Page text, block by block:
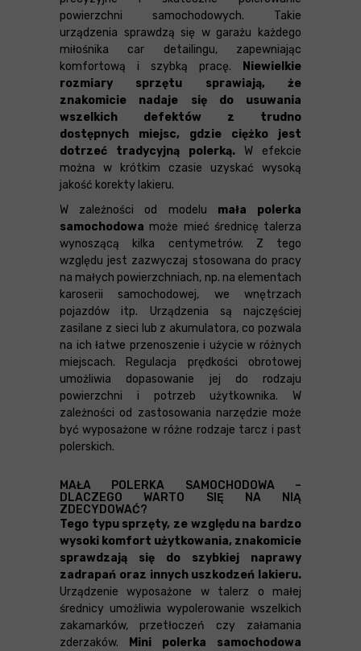
powierzchni samochodowych. Takie
urządzenia sprawdzą się w garażu każdego
miłośnika car detailingu, zapewniając
komfortową i szybką pracę.
Niewielkie
rozmiary sprzętu sprawiają, że
znakomicie nadaje się do usuwania
wszelkich defektów z trudno
dostępnych miejsc, gdzie ciężko jest
dotrzeć tradycyjną polerką. W efekcie
można w krótkim czasie uzyskać wysoką
jakość korekty lakieru.
W zależności od modelu mała polerka
samochodowa może mieć średnicę talerza
wynoszącą kilka centymetrów. Z tego
względu jest zazwyczaj stosowana do pracy
na małych powierzchniach, np. na elementach
karoserii samochodowej, we wnętrzach
pojazdów itp. Urządzenia są najczęściej
zasilane z sieci lub z akumulatora, co pozwala
na ich łatwe przenoszenie i użycie w różnych
miejscach. Regulacja prędkości obrotowej
umożliwia dopasowanie jej do rodzaju
powierzchni i potrzeb użytkownika. W
zależności od zastosowania narzędzie może
być wyposażone w różne rodzaje tarcz i past
polerskich.
MAŁA POLERKA SAMOCHODOWA –
DLACZEGO WARTO SIĘ NA NIĄ
ZDECYDOWAĆ?
Tego typu sprzęty, ze względu na bardzo
wysoki komfort użytkowania, znakomicie
sprawdzają się do szybkiej naprawy
zadrapań oraz innych uszkodzeń lakieru.
Urządzenie wyposażone w talerz o małej
średnicy umożliwia wypolerowanie wszelkich
zakamarków, przetłoczeń czy załamania
zderzaków.
Mini polerka samochodowa